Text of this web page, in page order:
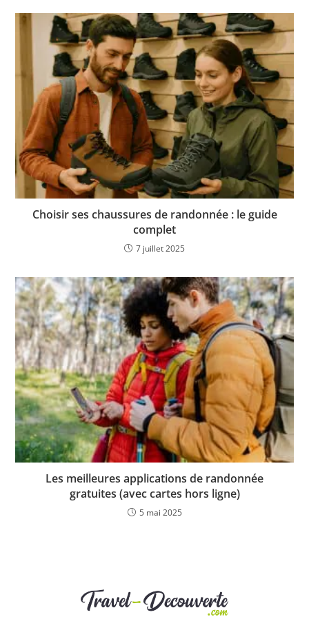
Choisir ses chaussures de randonnée : le guide
complet
7 juillet 2025
Les meilleures applications de randonnée
gratuites (avec cartes hors ligne)
5 mai 2025